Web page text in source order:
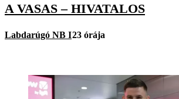
A VASAS – HIVATALOS
Labdarúgó NB I23 órája